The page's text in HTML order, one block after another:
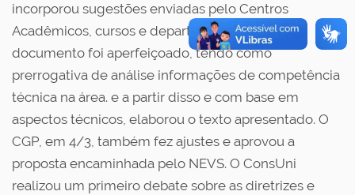
incorporou sugestões enviadas pelo Centros
Acadêmicos, cursos e departamentos. Assim, o
documento foi aperfeiçoado, tendo como
prerrogativa de análise informações de competência
técnica na área. e a partir disso e com base em
aspectos técnicos, elaborou o texto apresentado. O
CGP, em 4/3, também fez ajustes e aprovou a
proposta encaminhada pelo NEVS. O ConsUni
realizou um primeiro debate sobre as diretrizes e